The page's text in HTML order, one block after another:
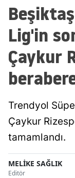
Lig'in
Çaykur
Trendyol
Çaykur
tamamlandı.
MELİKE SAĞLIK
Editör